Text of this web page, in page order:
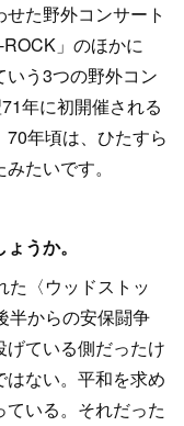
た野外コンサート
」のほかに
いう3つの野外コン
年に初開催される
70年頃は、ひたすら
たいです。
うか。
た〈ウッドストッ
半からの安保闘争
ている側だったけ
ない。平和を求め
いる。それだった